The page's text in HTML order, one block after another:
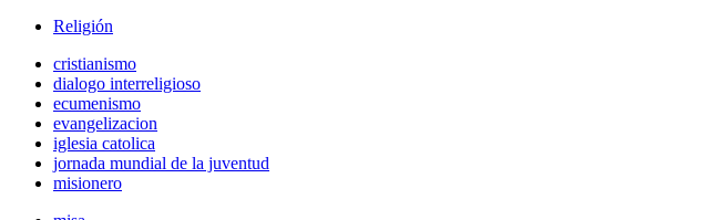
Religión
cristianismo
dialogo interreligioso
ecumenismo
evangelizacion
iglesia catolica
jornada mundial de la juventud
misionero